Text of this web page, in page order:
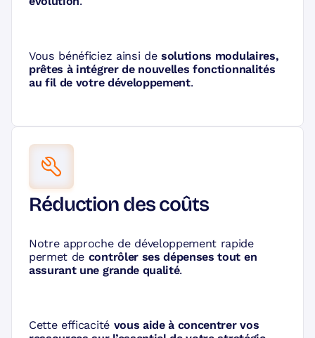
Vous bénéficiez ainsi de solutions modulaires,
prêtes à intégrer de nouvelles fonctionnalités
au fil de votre développement.
Réduction des coûts
Notre approche de développement rapide
permet de contrôler ses dépenses tout en
assurant une grande qualité.
Cette efficacité vous aide à concentrer vos